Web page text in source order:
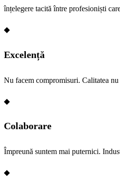
înțelegere tacită între profesioniști
◆
Excelență
Nu facem compromisuri. Calitatea nu
◆
Colaborare
Împreună suntem mai puternici.
◆